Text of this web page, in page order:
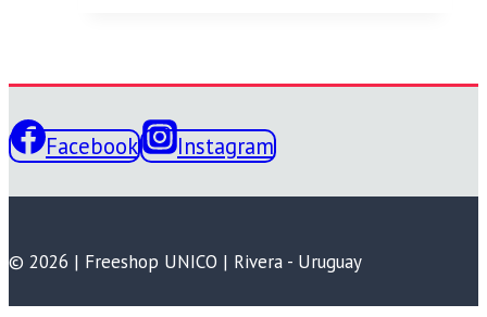
Facebook Instagram
© 2026 | Freeshop UNICO | Rivera - Uruguay